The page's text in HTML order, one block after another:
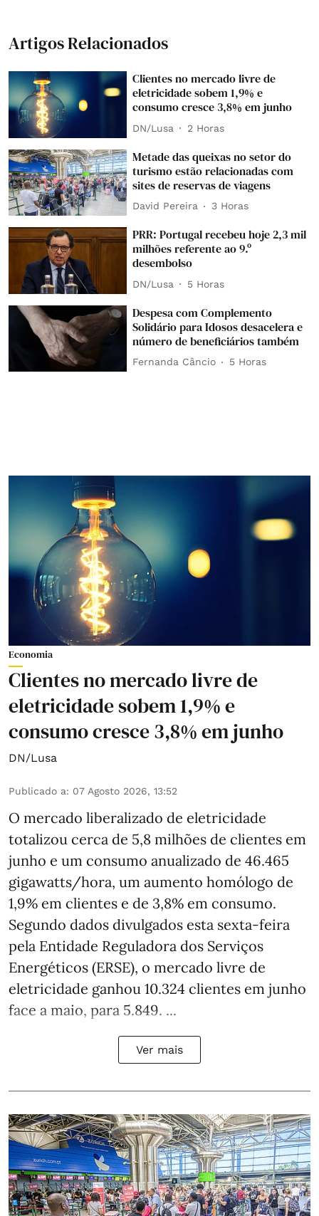
Artigos Relacionados
Clientes no mercado livre de
eletricidade sobem 1,9% e
consumo cresce 3,8% em junho
DN/Lusa 2 Horas
Metade das queixas no setor do
turismo estão relacionadas com
sites de reservas de viagens
David Pereira 3 Horas
PRR: Portugal recebeu hoje 2,3 mil
milhões referente ao 9.º
desembolso
DN/Lusa 5 Horas
Despesa com Complemento
Solidário para Idosos desacelera e
número de beneficiários também
Fernanda Câncio 5 Horas
Economia
Clientes no mercado livre de
eletricidade sobem 1,9% e
consumo cresce 3,8% em junho
DN/Lusa
Publicado a: 07 Agosto 2026, 13:52
O mercado liberalizado de eletricidade
totalizou cerca de 5,8 milhões de clientes em
junho e um consumo anualizado de 46.465
gigawatts/hora, um aumento homólogo de
1,9% em clientes e de 3,8% em consumo.
Segundo dados divulgados esta sexta-feira
pela Entidade Reguladora dos Serviços
Energéticos (ERSE), o mercado livre de
eletricidade ganhou 10.324 clientes em junho
face a maio, para 5.849. ...
Ver mais